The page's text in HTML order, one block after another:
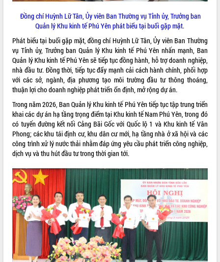
Ngành cá ngừ Đắk Lắk chủ động thích
ứng để giữ vững thị trường xuất khẩu
Diễn đàn Kinh tế tư nhân Việt Nam đột
phá cơ chế - Hợp tác công tư
Đề án 06 tạo bước ngoặt đột phá trong
cải cách hành chính tỉnh Đắk Lắk
Kết nối tour, đẩy mạnh chuyển đổi số
để phát triển du lịch Đắk Lắk
Khởi động Dự án Đầu tư xây dựng hạ
tầng kỹ thuật Cụm công nghiệp Tân
Tiến
Gặp mặt các cơ quan báo chí nhân Kỷ
niệm 101 năm Ngày Báo chí Cách
mạng Việt Nam
Đắk Lắk sơ kết 4 năm triển khai thực
hiện Đề án 06 của Chính phủ
Họp báo thông tin về Hội nghị Công bố
Quy hoạch và Xúc tiến đầu tư tỉnh Đắk
Lắk
Khơi thông điểm nghẽn, đẩy nhanh
giải ngân vốn khắc phục thiên tai
HĐND tỉnh thông qua điều chỉnh Quy
hoạch tỉnh thời kỳ 2021-2030
Đồng chí Huỳnh Lữ Tân, Ủy viên Ban Thường vụ Tỉnh ủy, Trưởng ban
Quản lý Khu kinh tế Phú Yên phát biểu tại buổi gặp mặt.
Phát biểu tại buổi gặp mặt, đồng chí Huỳnh Lữ Tân, Ủy viên Ban Thường
vụ Tỉnh ủy, Trưởng ban Quản lý Khu kinh tế Phú Yên nhấn mạnh, Ban
Quản lý Khu kinh tế Phú Yên sẽ tiếp tục đồng hành, hỗ trợ doanh nghiệp,
nhà đầu tư. Đồng thời, tiếp tục đẩy mạnh cải cách hành chính, phối hợp
với các sở, ngành, địa phương tạo môi trường đầu tư thông thoáng,
thuận lợi cho doanh nghiệp phát triển ổn định, mở rộng dự án.
Trong năm 2026, Ban Quản lý Khu kinh tế Phú Yên tiếp tục tập trung triển
khai các dự án hạ tầng trọng điểm tại Khu kinh tế Nam Phú Yên, trong đó
có tuyến đường kết nối Cảng Bãi Gốc với Quốc lộ 1 và Khu kinh tế Vân
Phong; các khu tái định cư, khu dân cư mới, hạ tầng nhà ở xã hội và các
công trình xử lý nước thải nhằm đáp ứng yêu cầu phát triển công nghiệp,
dịch vụ và thu hút đầu tư trong thời gian tới.